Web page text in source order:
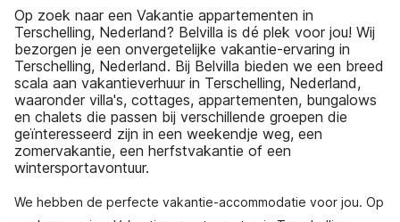
Op zoek naar een Vakantie appartementen in
Terschelling, Nederland? Belvilla is dé plek voor jou! Wij
bezorgen je een onvergetelijke vakantie-ervaring in
Terschelling, Nederland. Bij Belvilla bieden we een breed
scala aan vakantieverhuur in Terschelling, Nederland,
waaronder villa's, cottages, appartementen, bungalows
en chalets die passen bij verschillende groepen die
geïnteresseerd zijn in een weekendje weg, een
zomervakantie, een herfstvakantie of een
wintersportavontuur.
We hebben de perfecte vakantie-accommodatie voor jou. Op